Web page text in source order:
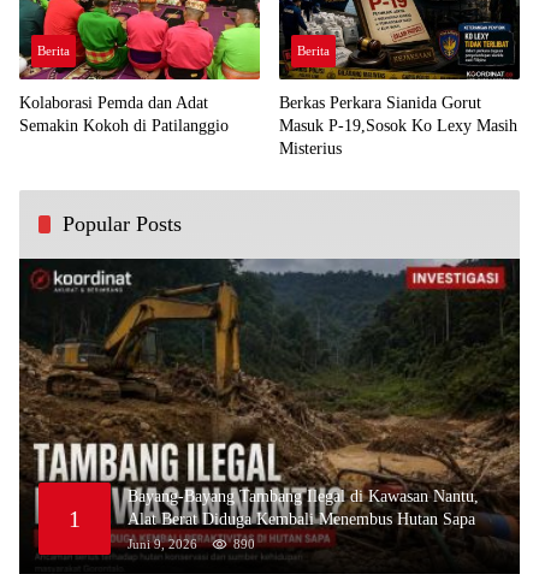
Berita
Kolaborasi Pemda dan Adat
Semakin Kokoh di Patilanggio
Berita
Berkas Perkara Sianida Gorut
Masuk P-19,Sosok Ko Lexy Masih
Misterius
Popular Posts
1
Bayang-Bayang Tambang Ilegal di Kawasan Nantu,
Alat Berat Diduga Kembali Menembus Hutan Sapa
Juni 9, 2026 890